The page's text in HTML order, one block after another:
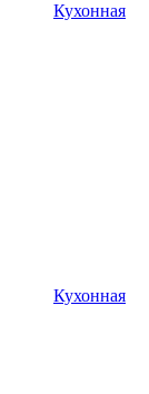
Кухонная
Кухонная